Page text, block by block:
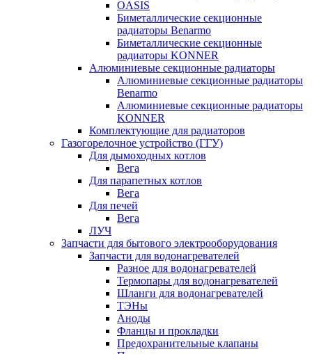
OASIS
Биметаллические секционные
радиаторы Benarmo
Биметаллические секционные
радиаторы KONNER
Алюминиевые секционные радиаторы
Алюминиевые секционные радиаторы
Benarmo
Алюминиевые секционные радиаторы
KONNER
Комплектующие для радиаторов
Газогорелочное устройство (ГГУ)
Для дымоходных котлов
Вега
Для парапетных котлов
Вега
Для печей
Вега
ЛУЧ
Запчасти для бытового электрооборудования
Запчасти для водонагревателей
Разное для водонагревателей
Термопары для водонагревателей
Шланги для водонагревателей
ТЭНы
Аноды
Фланцы и прокладки
Предохранительные клапаны